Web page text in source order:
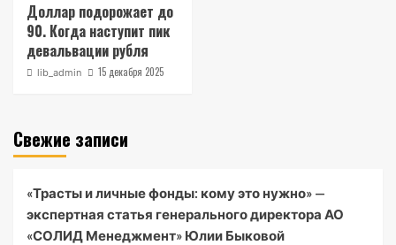
Доллар подорожает до
90. Когда наступит пик
девальвации рубля
lib_admin 15 декабря 2025
Свежие записи
«Трасты и личные фонды: кому это нужно» —
экспертная статья генерального директора АО
«СОЛИД Менеджмент» Юлии Быковой